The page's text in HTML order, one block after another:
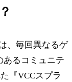
、毎回異なるゲ
あるコミュニテ
『VCCスプラ